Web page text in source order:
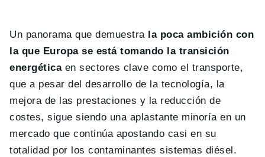
Un panorama que demuestrala poca ambición con
la que Europa se está tomando la transición
energéticaen sectores clave como el transporte,
que a pesar del desarrollo de la tecnología, la
mejora de las prestaciones y la reducción de
costes, sigue siendo una aplastante minoría en un
mercado que continúa apostando casi en su
totalidad por los contaminantes sistemas diésel.